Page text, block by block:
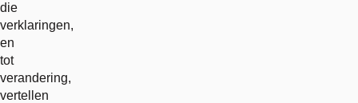
die
verklaringen,
en
tot
verandering,
vertellen